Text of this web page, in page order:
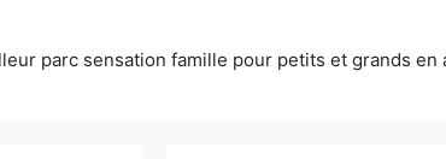
parc sensation famille pour petits et grands en